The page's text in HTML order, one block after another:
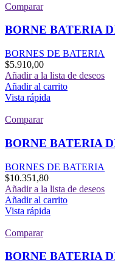
Comparar
BORNE BATERIA
BORNES DE BATERIA
$5.910,00
Añadir a la lista de deseos
Añadir al carrito
Vista rápida
Comparar
BORNE BATERIA
BORNES DE BATERIA
$10.351,80
Añadir a la lista de deseos
Añadir al carrito
Vista rápida
Comparar
BORNE BATERIA